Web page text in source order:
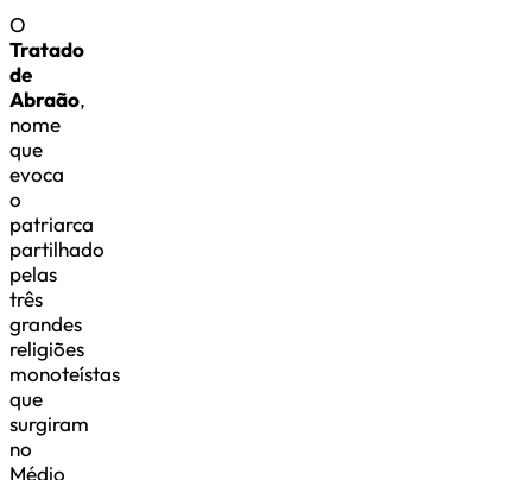
O
Tratado
de
Abraão,
nome
que
evoca
o
patriarca
partilhado
pelas
três
grandes
religiões
monoteístas
que
surgiram
no
Médio